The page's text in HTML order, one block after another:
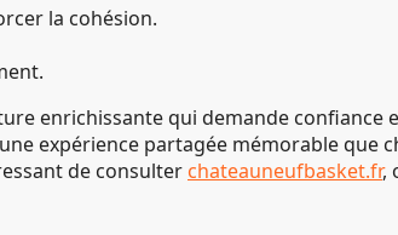
la cohésion.
enrichissante qui demande
expérience partagée mémorable que
de consulter chateauneufbasket.fr,